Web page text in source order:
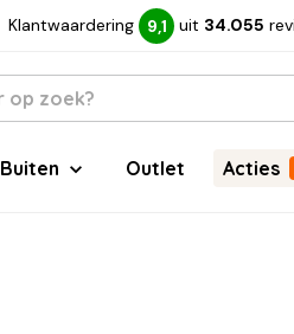
Klantwaardering 9,1 uit 34.055
Buiten Outlet Acties